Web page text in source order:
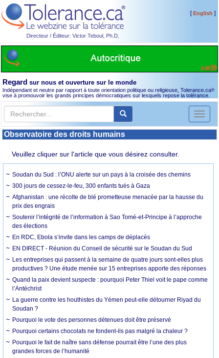
Directeur / Éditeur: Victor Teboul, Ph.D.
[English ]
Regard sur nous et ouverture sur le monde
Indépendant et neutre par rapport à toute orientation politique ou religieuse, Tolerance.ca®
vise à promouvoir les grands principes démocratiques sur lesquels repose la tolérance.
Toggle
Observatoire des droits humains
Veuillez cliquer sur l'article que vous désirez consulter.
Soudan du Sud : l’ONU alerte sur un pays à la croisée des chemins
300 jours de cessez-le-feu, 300 enfants tués à Gaza
Afghanistan : une récolte de blé prometteuse menacée par la hausse du
prix des engrais
Soutenir l’intégrité de l’information à Sao Tomé-et-Principe à l’approche
des élections
En RDC, Ebola s’invite dans les camps de déplacés
EN DIRECT - Réunion du Conseil de sécurité sur le Soudan du Sud
Les entreprises qui passent à la semaine de quatre jours sont-elles plus
productives ? Une étude menée sur 15 entreprises apporte des réponses
Quand la paix devient suspecte : pourquoi Peter Thiel voit le pape comme
l’Antéchrist
La guerre contre les houthistes du Yémen peut-elle détourner Riyad du
Soudan ?
Pourquoi le vote des personnes détenues doit être préservé
Pourquoi certains chocolats ne fondent-ils pas malgré la chaleur ?
Pourquoi le fait de naître sans défense pourrait être l’une des plus
grandes forces de l’humanité